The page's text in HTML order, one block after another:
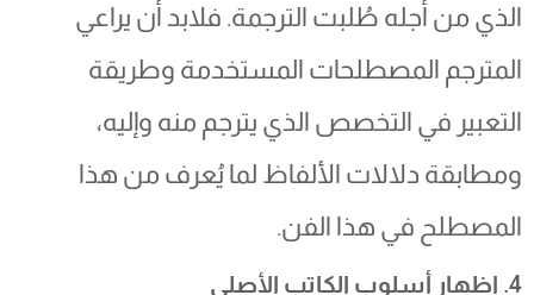
الذي من أجله طُلبت الترجمة. فلابد أن يراعي
المترجم المصطلحات المستخدمة وطريقة
التعبير في التخصص الذي يترجم منه وإليه،
ومطابقة دلالات الألفاظ لما يُعرف من هذا
المصطلح في هذا الفن.
4. إظهار أسلوب الكاتب الأصلي